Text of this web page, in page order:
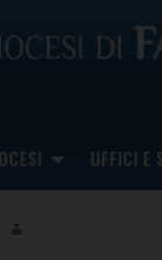
UFFICI E